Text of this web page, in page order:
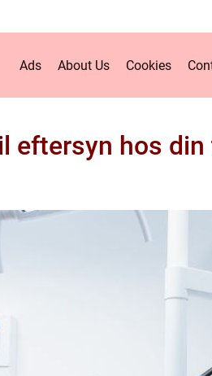
Ads About Us Cookies
eftersyn hos